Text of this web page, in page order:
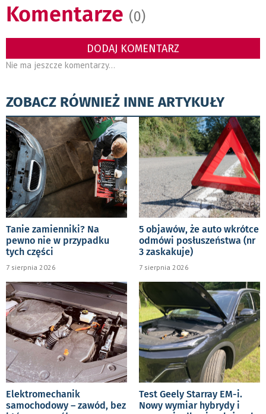
Komentarze (0)
DODAJ KOMENTARZ
Nie ma jeszcze komentarzy...
ZOBACZ RÓWNIEŻ INNE ARTYKUŁY
Tanie zamienniki? Na
pewno nie w przypadku
tych części
7 sierpnia 2026
5 objawów, że auto wkrótce
odmówi posłuszeństwa (nr
3 zaskakuje)
7 sierpnia 2026
Elektromechanik
samochodowy – zawód, bez
Test Geely Starray EM-i.
Nowy wymiar hybrydy i